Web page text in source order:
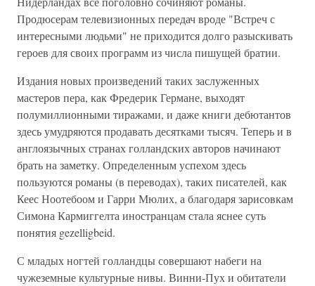
Продюсерам телевизионных передач вроде "Встреч с
интересными людьми" не приходится долго разыскивать
героев для своих программ из числа пишущей братии.
Издания новых произведений таких заслуженных
мастеров пера, как Фредерик Германе, выходят
полумиллионными тиражами, и даже книги дебютантов
здесь умудряются продавать десятками тысяч. Теперь и в
англоязычных странах голландских авторов начинают
брать на заметку. Определенным успехом здесь
пользуются романы (в переводах), таких писателей, как
Кеес Ноотебоом и Гарри Мюлих, а благодаря зарисовкам
Симона Кармиггелта иностранцам стала яснее суть
понятия gezelligbeid.
С младых ногтей голландцы совершают набеги на
чужеземные культурные нивы. Винни-Пух и обитатели